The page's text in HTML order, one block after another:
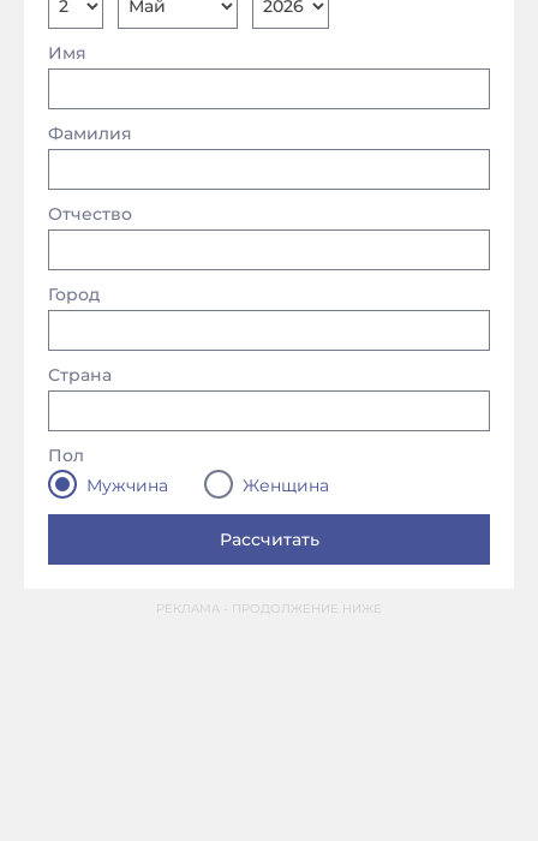
Имя
Фамилия
Отчество
Страна
Город
Пол
Мужчина
Женщина
РЕКЛАМА - ПРОДОЛЖЕНИЕ НИЖЕ